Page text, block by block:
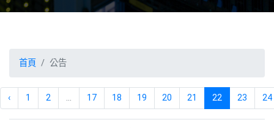
首頁 公告
‹ 1 2 ... 17 18 19 20 21 22 23 24